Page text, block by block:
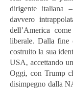
dirigente italiana
davvero
dell’America
liberale. Dalla fine
costruito la sua
USA, accettando
Oggi, con Trump
disimpegno dalla